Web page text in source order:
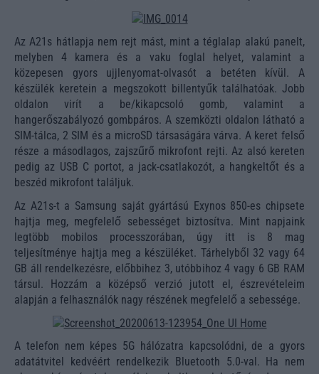
Az A21s hátlapja nem rejt mást, mint a téglalap alakú panelt,
melyben 4 kamera és a vaku foglal helyet, valamint a
közepesen gyors ujjlenyomat-olvasót a betéten kívül. A
készülék keretein a megszokott billentyűk találhatóak. Jobb
oldalon virít a be/kikapcsoló gomb, valamint a
hangerőszabályozó gombpáros. A szemközti oldalon látható a
SIM-tálca, 2 SIM és a microSD társaságára várva. A keret felső
része a másodlagos, zajszűrő mikrofont rejti. Az alsó kereten
pedig az USB C portot, a jack-csatlakozót, a hangkeltőt és a
beszéd mikrofont találjuk.
Az A21s-t a Samsung saját gyártású Exynos 850-es chipsete
hajtja meg, megfelelő sebességet biztosítva. Mint napjaink
legtöbb mobilos processzorában, úgy itt is 8 mag
teljesítménye hajtja meg a készüléket. Tárhelyből 32 vagy 64
GB áll rendelkezésre, előbbihez 3, utóbbihoz 4 vagy 6 GB RAM
társul. Hozzám a középső verzió jutott el, észrevételeim
alapján a felhasználók nagy részének megfelelő a sebessége.
A telefon nem képes 5G hálózatra kapcsolódni, de a gyors
adatátvitel kedvéért rendelkezik Bluetooth 5.0-val. Ha nem